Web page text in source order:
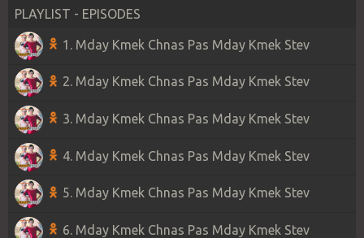
PLAYLIST - EPISODES
1. Mday Kmek Chnas Pas Mday Kmek Stev
2. Mday Kmek Chnas Pas Mday Kmek Stev
3. Mday Kmek Chnas Pas Mday Kmek Stev
4. Mday Kmek Chnas Pas Mday Kmek Stev
5. Mday Kmek Chnas Pas Mday Kmek Stev
6. Mday Kmek Chnas Pas Mday Kmek Stev